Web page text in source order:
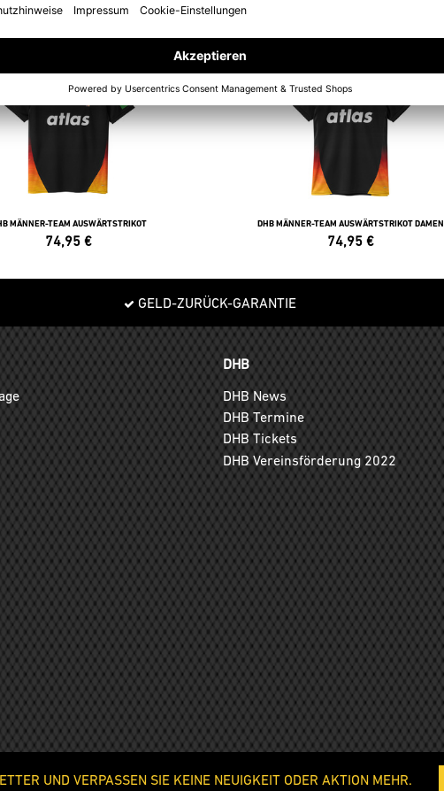
MÄNNER-TEAM AUSWÄRTSTRIKOT
74,95 €
DHB MÄNNER-TEAM AUSWÄRTSTRIKOT DAMEN
74,95 €
GELD-ZURÜCK-GARANTIE
DHB
DHB News
DHB Termine
DHB Tickets
DHB Vereinsförderung 2022
UND VERPASSEN SIE KEINE NEUIGKEIT ODER AKTION MEHR.